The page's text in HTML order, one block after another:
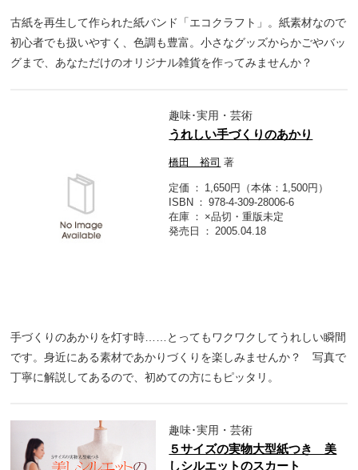
古紙を再生して作られた紙バンド「エコクラフト」。紙素材なので
初心者でも扱いやすく、色調も豊富。小さなグッズからかごやバッ
グまで、あなただけのオリジナル雑貨を作ってみませんか？
趣味･実用・芸術
うれしい手づくりのあかり
橋田 裕司 著
定価
1,650円（本体：1,500円）
ISBN
978-4-309-28006-6
在庫
×品切・重版未定
発売日
2005.04.18
手づくりのあかりを灯す時……とってもワクワクしてうれしい瞬間
です。身近にある素材であかりづくりを楽しみませんか？ 写真で
丁寧に解説してあるので、初めての方にもピッタリ。
趣味･実用・芸術
５サイズの実物大型紙つき 美
しシルエットのスカート